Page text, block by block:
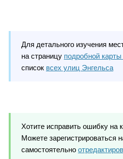
Для детального изучения
на страницу подробной
список всех улиц Энгельса
Хотите исправить ошибку на
Можете зарегистрироваться
самостоятельно